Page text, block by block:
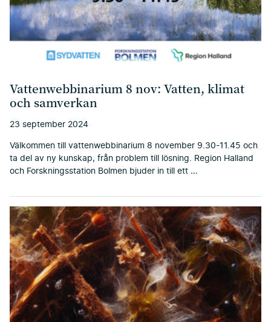
Vattenwebbinarium 8 nov: Vatten, klimat
och samverkan
23 september 2024
Välkommen till vattenwebbinarium 8 november 9.30-11.45 och
ta del av ny kunskap, från problem till lösning. Region Halland
och Forskningsstation Bolmen bjuder in till ett …